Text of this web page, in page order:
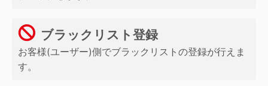
ブラックリスト登録
お客様(ユーザー)側でブラックリストの登録が行えま
す。